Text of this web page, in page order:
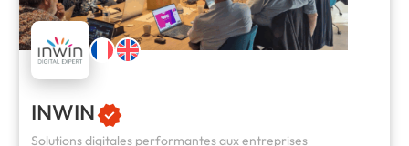
INWIN
Solutions digitales performantes aux entreprises